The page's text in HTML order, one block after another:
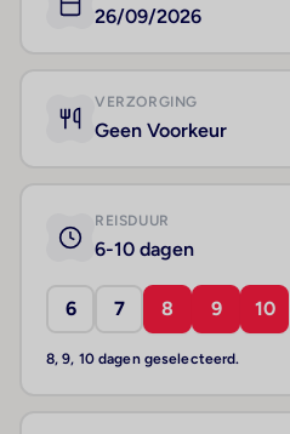
26/09/2026
VERZORGING
Geen Voorkeur
REISDUUR
6-10 dagen
6 7 8 9 10
8, 9, 10 dagen geselecteerd.